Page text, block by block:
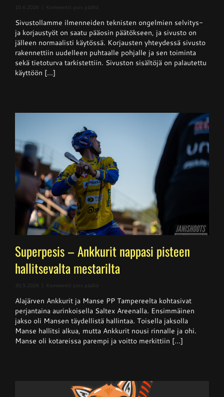
10.6.2026 Kommentit pois päältä
jälleen
normaalisti
käytössä
Sivustollamme ilmenneiden teknisten ongelmien selvitys-
ja korjaustyöt on saatu pääosin päätökseen, ja sivusto on
jälleen normaalisti käytössä. Korjausten yhteydessä sivusto
rakennettiin uudelleen puhtaalle pohjalle ja sen toiminta
sekä tietoturva tarkistettiin. Sivuston sisältöjä on palautettu
käyttöön [...]
Superpesis – Ankkurit nappasi pisteen
hallitsevalta mestarilta
30.5.2026 Kommentit pois päältä
–
Ankkurit
nappasi
pisteen
hallitsevalta
mestarilta
Alajärven Ankkurit ja Manse PP Tampereelta kohtasivat
perjantaina aurinkoisella Saltex Areenalla. Ensimmäinen
jakso oli Mansen täydellistä hallintaa. Toisella jaksolla
Manse hallitsi alkua, mutta Ankkurit nousi rinnalle ja ohi.
Manse oli kotareissa parempi ja voitto merkittiin [...]